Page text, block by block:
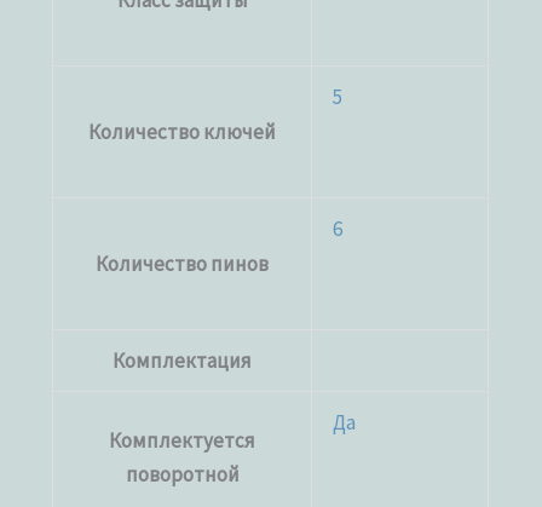
Количество ключей
5
Количество пинов
6
Комплектация
Комплектуется
поворотной
Да